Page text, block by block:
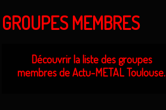
GROUPES MEMBRES
Découvrir la liste des groupes
membres de Actu-METAL Toulouse.